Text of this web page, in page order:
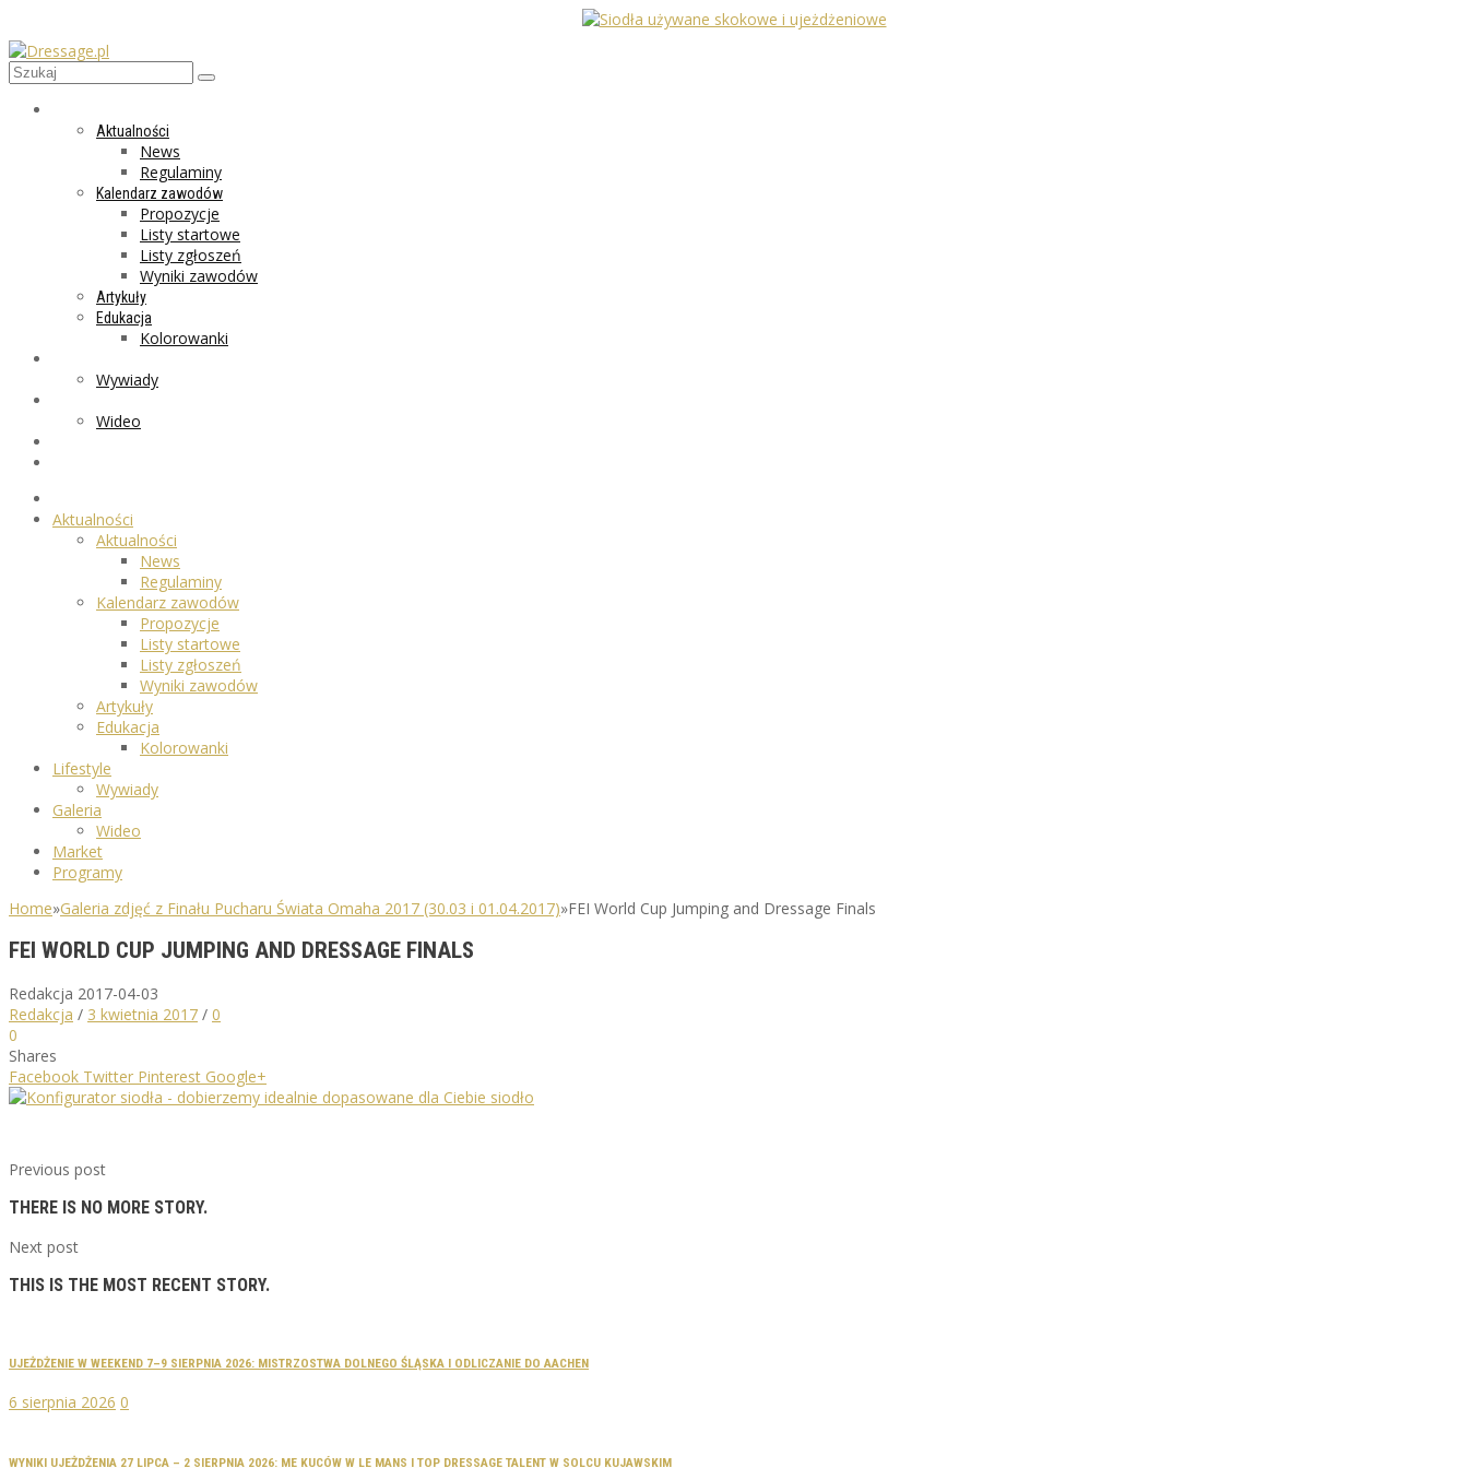
Aktualności
News
Regulaminy
Kalendarz zawodów
Propozycje
Listy startowe
Listy zgłoszeń
Wyniki zawodów
Artykuły
Edukacja
Kolorowanki
Wywiady
Wideo
Aktualności
Aktualności
News
Regulaminy
Kalendarz zawodów
Propozycje
Listy startowe
Listy zgłoszeń
Wyniki zawodów
Artykuły
Edukacja
Kolorowanki
Lifestyle
Wywiady
Galeria
Wideo
Market
Programy
Home»Galeria zdjęć z Finału Pucharu Świata Omaha 2017 (30.03 i 01.04.2017)»FEI World Cup Jumping and Dressage Finals
FEI WORLD CUP JUMPING AND DRESSAGE FINALS
Redakcja 2017-04-03
Redakcja / 3 kwietnia 2017 / 0
0
Shares
Facebook Twitter Pinterest Google+
Previous post
THERE IS NO MORE STORY.
Next post
THIS IS THE MOST RECENT STORY.
UJEŻDŻENIE W WEEKEND 7–9 SIERPNIA 2026: MISTRZOSTWA DOLNEGO ŚLĄSKA I ODLICZANIE DO AACHEN
6 sierpnia 2026 0
WYNIKI UJEŻDŻENIA 27 LIPCA – 2 SIERPNIA 2026: ME KUCÓW W LE MANS I TOP DRESSAGE TALENT W SOLCU KUJAWSKIM